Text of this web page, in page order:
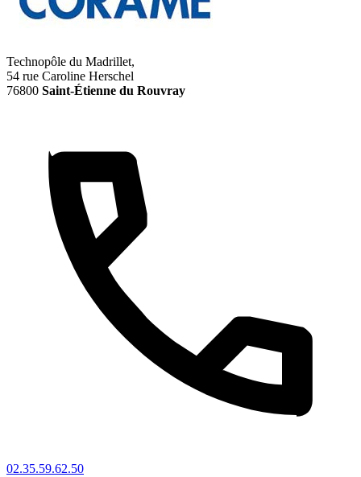
Technopôle du Madrillet,
54 rue Caroline Herschel
76800 Saint-Étienne du Rouvray
02.35.59.62.50